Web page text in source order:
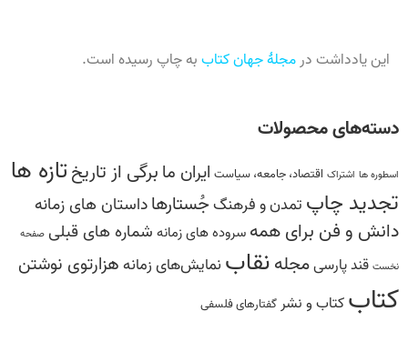
این یادداشت در مجلۀ جهان کتاب به چاپ رسیده است.
دسته‌های محصولات
اسطوره ها اشتراک اقتصاد، جامعه، سیاست ایران ما برگی از تاریختازه ها
تجدید چاپ تمدن و فرهنگجُستارها داستان های زمانه
دانش‌ و ‌فن‌ براى همه سروده ‏هاى زمانه شماره های قبلی صفحه
نخست قند پارسی مجله نقاب نمایش‌های زمانه هزارتوی نوشتن
کتاب کتاب و نشر گفتارهاى فلسفى